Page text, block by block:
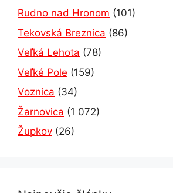
Rudno nad Hronom (101)
Tekovská Breznica (86)
Veľká Lehota (78)
Veľké Pole (159)
Voznica (34)
Žarnovica (1 072)
Župkov (26)